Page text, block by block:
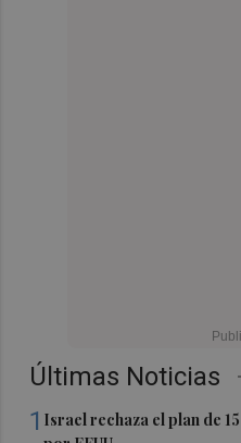
Últimas Noticias
1 Israel rechaza el plan de